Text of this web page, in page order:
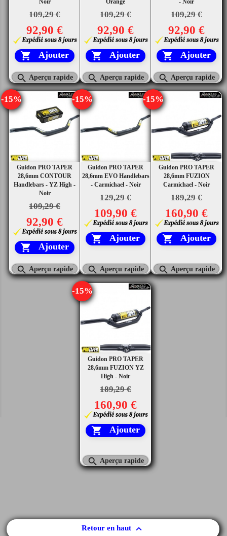
109,29 €
92,90 €
 Ajouter
 Aperçu rapide
109,29 €
92,90 €
 Ajouter
 Aperçu rapide
109,29 €
92,90 €
 Ajouter
 Aperçu rapide
Guidon PRO TAPER
28,6mm CONTOUR
Handlebars - YZ High -
Noir
109,29 €
-15%
92,90 €
 Ajouter
 Aperçu rapide
Guidon PRO TAPER
28,6mm EVO Handlebars
- Carmichael - Noir
129,29 €
-15%
109,90 €
 Ajouter
 Aperçu rapide
Guidon PRO TAPER
28,6mm FUZION
Carmichael - Noir
189,29 €
-15%
160,90 €
 Ajouter
 Aperçu rapide
Guidon PRO TAPER
28,6mm FUZION YZ
High - Noir
189,29 €
-15%
160,90 €
 Ajouter
 Aperçu rapide
Retour en haut 